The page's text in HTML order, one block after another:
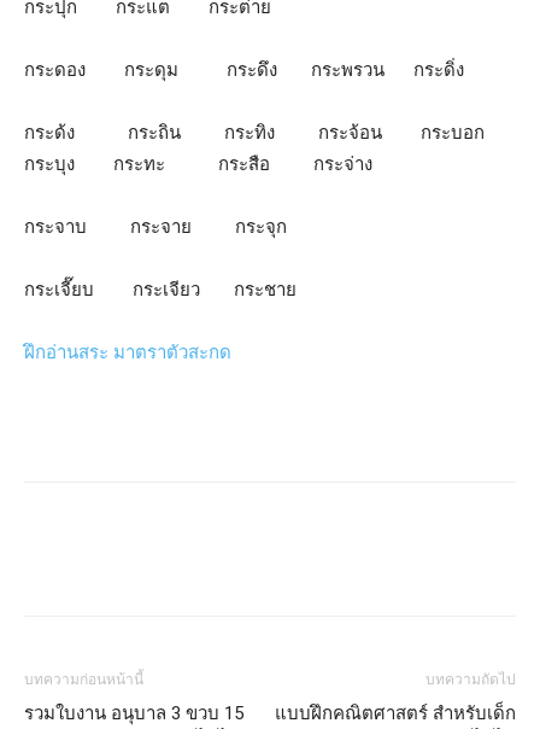
กระปุก กระแต กระต่าย
กระดอง กระดุม กระดึง กระพรวน กระดิ่ง
กระด้ง กระถิน กระทิง กระจ้อน กระบอก
กระบุง กระทะ กระสือ กระจ่าง
กระจาบ กระจาย กระจุก
กระเจี๊ยบ กระเจียว กระชาย
ฝึกอ่านสระ มาตราตัวสะกด
บทความก่อนหน้านี้
รวมใบงาน อนุบาล 3 ขวบ 15
บทความถัดไป
แบบฝึกคณิตศาสตร์ สำหรับเด็ก